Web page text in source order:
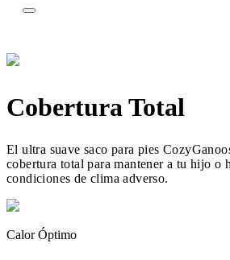
Cobertura Total
El ultra suave saco para pies
cobertura total para mantener a tu hijo o
condiciones de clima adverso.
Calor Óptimo